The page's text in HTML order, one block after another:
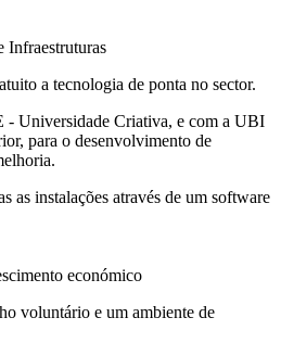
Infraestruturas
a tecnologia de ponta no sector.
- Universidade Criativa, e com a UBI
para o desenvolvimento de
as instalações através de um software
económico
voluntário e um ambiente de